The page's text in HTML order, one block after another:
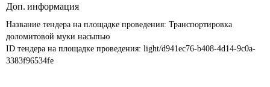
Доп. информация
Название тендера на площадке проведения: Транспортировка
доломитовой муки насыпью
ID тендера на площадке проведения: light/d941ec76-b408-4d14-9c0a-
3383f96534fe